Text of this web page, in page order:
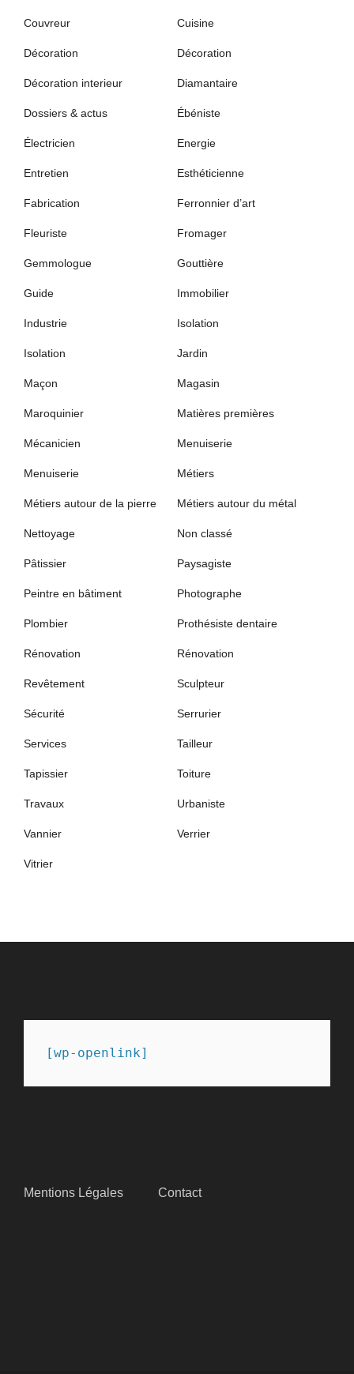
Couvreur Cuisine
Décoration Décoration
Décoration interieur Diamantaire
Dossiers & actus Ébéniste
Électricien Energie
Entretien Esthéticienne
Fabrication Ferronnier d’art
Fleuriste Fromager
Gemmologue Gouttière
Guide Immobilier
Industrie Isolation
Isolation Jardin
Maçon Magasin
Maroquinier Matières premières
Mécanicien Menuiserie
Menuiserie Métiers
Métiers autour de la pierre Métiers autour du métal
Nettoyage Non classé
Pâtissier Paysagiste
Peintre en bâtiment Photographe
Plombier Prothésiste dentaire
Rénovation Rénovation
Revêtement Sculpteur
Sécurité Serrurier
Services Tailleur
Tapissier Toiture
Travaux Urbaniste
Vannier Verrier
Vitrier
[wp-openlink]
Mentions Légales Contact